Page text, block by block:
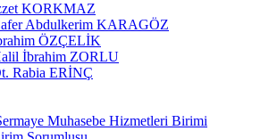
KORKMAZ
Abdulkerim KARAGÖZ
ÖZÇELİK
İbrahim ZORLU
Rabia ERİNÇ
Muhasebe Hizmetleri Birimi